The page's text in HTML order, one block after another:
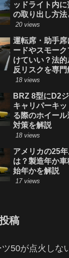
ッドライト内
の取り出し方法
20 views
運転席・助手席
ードやスモー
けていい？法
反リスクを専門
18 views
BRZ 8型にD2
キャリパーキ
る際のホイー
対策を解説
18 views
アメリカの25
は？製造年か車
始年かを解説
17 views
稿
50が点火しな